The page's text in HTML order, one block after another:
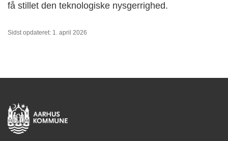
få stillet den teknologiske nysgerrighed.
Sidst opdateret: 1. april 2026